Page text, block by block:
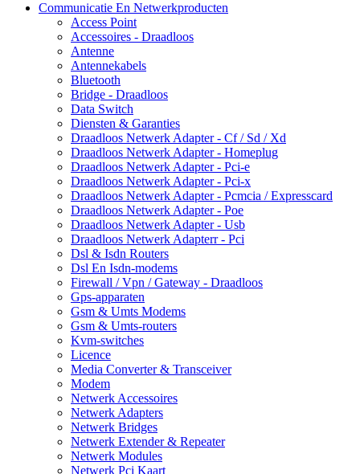
Communicatie En Netwerkproducten
Access Point
Accessoires - Draadloos
Antenne
Antennekabels
Bluetooth
Bridge - Draadloos
Data Switch
Diensten & Garanties
Draadloos Netwerk Adapter - Cf / Sd / Xd
Draadloos Netwerk Adapter - Homeplug
Draadloos Netwerk Adapter - Pci-e
Draadloos Netwerk Adapter - Pci-x
Draadloos Netwerk Adapter - Pcmcia / Expresscard
Draadloos Netwerk Adapter - Poe
Draadloos Netwerk Adapter - Usb
Draadloos Netwerk Adapterr - Pci
Dsl & Isdn Routers
Dsl En Isdn-modems
Firewall / Vpn / Gateway - Draadloos
Gps-apparaten
Gsm & Umts Modems
Gsm & Umts-routers
Kvm-switches
Licence
Media Converter & Transceiver
Modem
Netwerk Accessoires
Netwerk Adapters
Netwerk Bridges
Netwerk Extender & Repeater
Netwerk Modules
Netwerk Pci Kaart